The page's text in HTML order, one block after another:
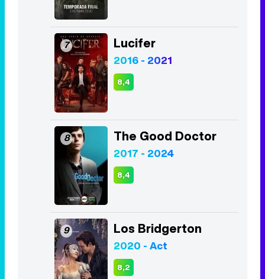
7 Lucifer
2016 - 2021
8,4
8 The Good Doctor
2017 - 2024
8,4
9 Los Bridgerton
2020 - Act
8,2